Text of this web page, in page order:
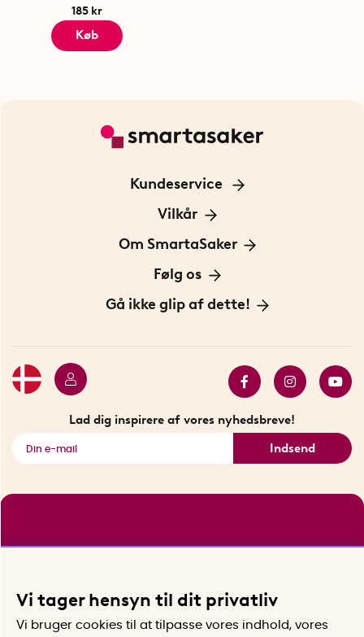
185 kr
Køb
Kundeservice
Kontakt os
Vilkår
Information om cookies
Privatlivspolitik
Om SmartaSaker
Om os
Vores historie
Følg os
Opfindere
Gå ikke glip af dette!
Lad dig inspirere af vores nyhedsbreve!
Indsend
Vi tager hensyn til dit privatliv
Vi bruger cookies til at tilpasse vores indhold, vores